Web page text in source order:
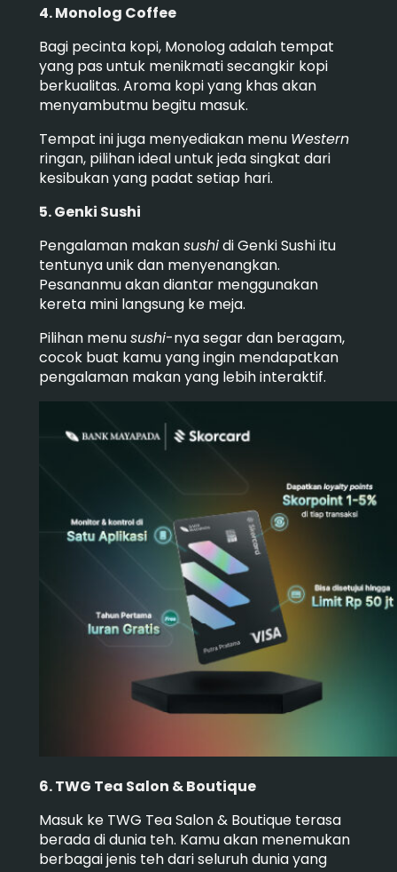
4. Monolog Coffee
Bagi pecinta kopi, Monolog adalah tempat
yang pas untuk menikmati secangkir kopi
berkualitas. Aroma kopi yang khas akan
menyambutmu begitu masuk.
Tempat ini juga menyediakan menu Western
ringan, pilihan ideal untuk jeda singkat dari
kesibukan yang padat setiap hari.
5. Genki Sushi
Pengalaman makansushidi Genki Sushi itu
tentunya unik dan menyenangkan.
Pesananmu akan diantar menggunakan
kereta mini langsung ke meja.
Pilihan menusushi-nya segar dan beragam,
cocok buat kamu yang ingin mendapatkan
pengalaman makan yang lebih interaktif.
6. TWG Tea Salon & Boutique
Masuk ke TWG Tea Salon & Boutique terasa
berada di dunia teh. Kamu akan menemukan
berbagai jenis teh dari seluruh dunia yang